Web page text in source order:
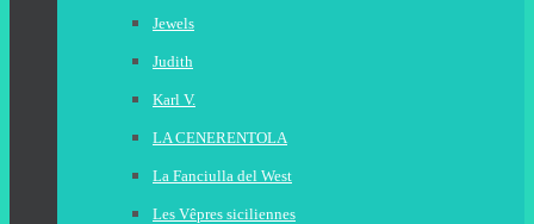
Jewels
Judith
Karl V.
LA CENERENTOLA
La Fanciulla del West
Les Vêpres siciliennes